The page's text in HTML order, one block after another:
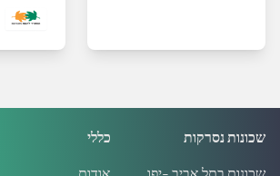
כללי
שכונות נסרקות